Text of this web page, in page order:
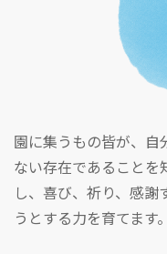
園に集うもの皆が、
ない存在であることを
し、喜び、祈り、感
うとする力を育てます。